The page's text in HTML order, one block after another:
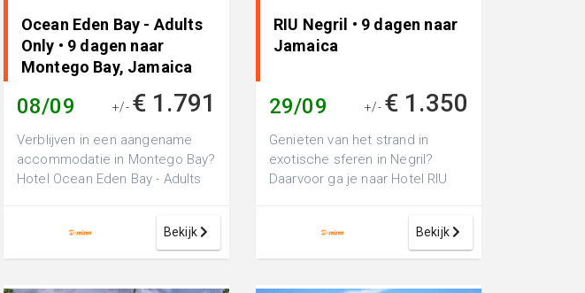
Ocean Eden Bay - Adults
Only • 9 dagen naar
Montego Bay, Jamaica
08/09 +/- € 1.791
Verblijven in een aangename
accommodatie in Montego Bay?
Hotel Ocean Eden Bay - Adults
Bekijk
RIU Negril • 9 dagen naar
Jamaica
29/09 +/- € 1.350
Genieten van het strand in
exotische sferen in Negril?
Daarvoor ga je naar Hotel RIU
Bekijk